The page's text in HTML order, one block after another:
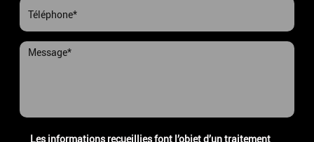
Les informations recueillies font l’objet d’un traitement